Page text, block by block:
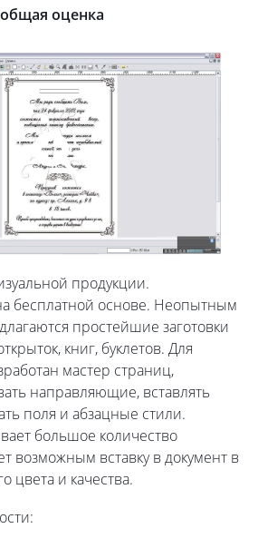
оценка
продукции.
бесплатной основе. Неопытным
простейшие заготовки
книг, буклетов. Для
мастер страниц,
направляющие, вставлять
поля и абзацные стили.
большое количество
возможным вставку в документ в
цвета и качества.